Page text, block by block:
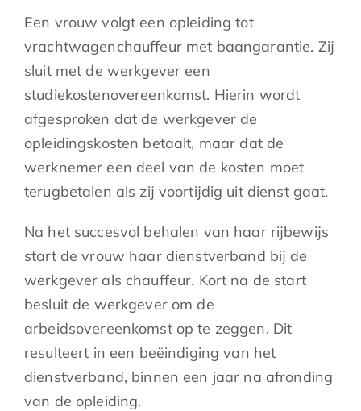
Een vrouw volgt een opleiding tot
vrachtwagenchauffeur met baangarantie. Zij
sluit met de werkgever een
studiekostenovereenkomst. Hierin wordt
afgesproken dat de werkgever de
opleidingskosten betaalt, maar dat de
werknemer een deel van de kosten moet
terugbetalen als zij voortijdig uit dienst gaat.
Na het succesvol behalen van haar rijbewijs
start de vrouw haar dienstverband bij de
werkgever als chauffeur. Kort na de start
besluit de werkgever om de
arbeidsovereenkomst op te zeggen. Dit
resulteert in een beëindiging van het
dienstverband, binnen een jaar na afronding
van de opleiding.